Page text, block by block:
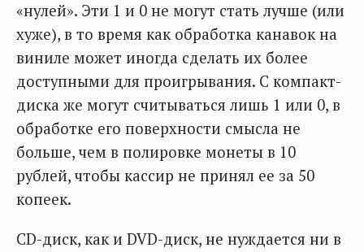
«нулей». Эти 1 и 0 не могут стать лучше (или
хуже), в то время как обработка канавок на
виниле может иногда сделать их более
доступными для проигрывания. С компакт-
диска же могут считываться лишь 1 или 0, в
обработке его поверхности смысла не
больше, чем в полировке монеты в 10
рублей, чтобы кассир не принял ее за 50
копеек.
CD-диск, как и DVD-диск, не нуждается ни в